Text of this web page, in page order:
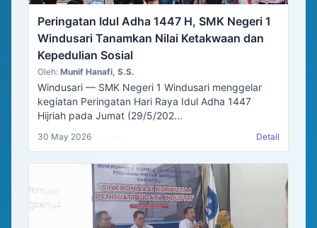
Peringatan Idul Adha 1447 H, SMK Negeri 1
Windusari Tanamkan Nilai Ketakwaan dan
Kepedulian Sosial
Oleh: Munif Hanafi, S.S.
Windusari — SMK Negeri 1 Windusari menggelar
kegiatan Peringatan Hari Raya Idul Adha 1447
Hijriah pada Jumat (29/5/202...
30 May 2026 Detail